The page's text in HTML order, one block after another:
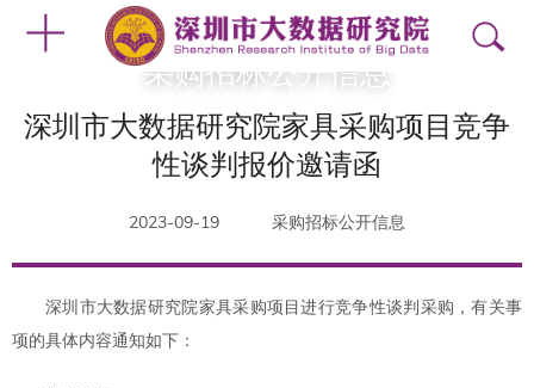
采购招标公开信息
深圳市大数据研究院家具采购项目竞争
性谈判报价邀请函
2023-09-19 采购招标公开信息
深圳市大数据研究院家具采购项目进行竞争性谈判采购，有关事
项的具体内容通知如下：